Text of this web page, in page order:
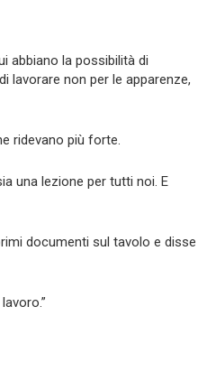
abbiano la possibilità di
lavorare non per le apparenze,
ridevano più forte.
una lezione per tutti noi. E
documenti sul tavolo e disse